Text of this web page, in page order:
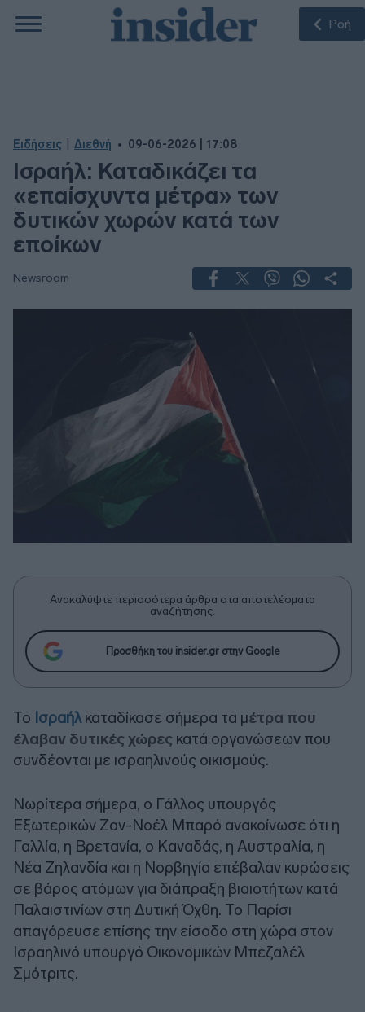
Ροή
Ειδήσεις Διεθνή 09-06-2026 | 17:08
Ισραήλ: Καταδικάζει τα
«επαίσχυντα μέτρα» των
δυτικών χωρών κατά των
εποίκων
Newsroom
Ανακαλύψτε περισσότερα άρθρα στα αποτελέσματα
αναζήτησης.
Προσθήκη του insider.gr στην Google
Το Ισραήλκαταδίκασε σήμερα τα μέτρα που
έλαβαν δυτικές χώρες κατά οργανώσεων που
συνδέονται με ισραηλινούς οικισμούς.
Νωρίτερα σήμερα, ο Γάλλος υπουργός
Εξωτερικών Ζαν-Νοέλ Μπαρό ανακοίνωσε ότι η
Γαλλία, η Βρετανία, ο Καναδάς, η Αυστραλία, η
Νέα Ζηλανδία και η Νορβηγία επέβαλαν κυρώσεις
σε βάρος ατόμων για διάπραξη βιαιοτήτων κατά
Παλαιστινίων στη Δυτική Όχθη. Το Παρίσι
απαγόρευσε επίσης την είσοδο στη χώρα στον
Ισραηλινό υπουργό Οικονομικών Μπεζαλέλ
Σμότριτς.